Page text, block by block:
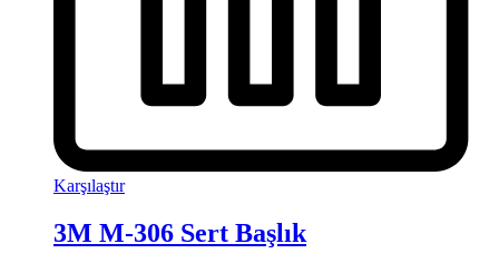
Karşılaştır
3M M-306 Sert Başlık